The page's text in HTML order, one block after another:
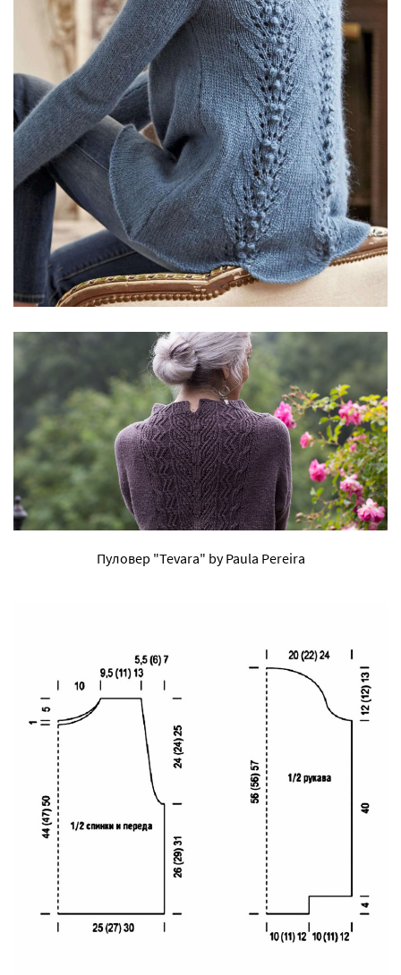
Пуловер "Tevara" by Paula Pereira